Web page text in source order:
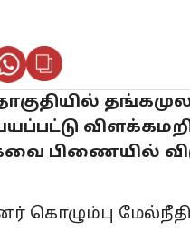
பிணையில்
கொழும்பு